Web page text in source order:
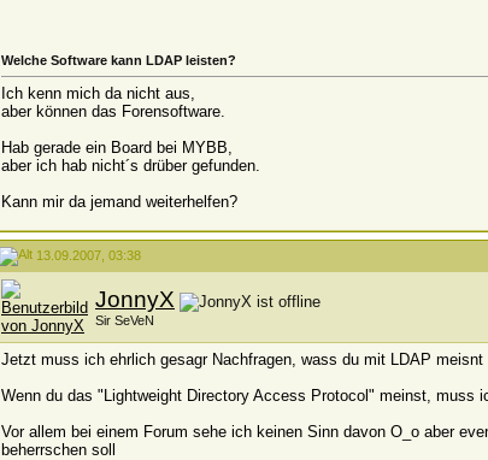
Welche Software kann LDAP leisten?
Ich kenn mich da nicht aus,
aber können das Forensoftware.
Hab gerade ein Board bei MYBB,
aber ich hab nicht´s drüber gefunden.
Kann mir da jemand weiterhelfen?
13.09.2007, 03:38
JonnyX
Sir SeVeN
Jetzt muss ich ehrlich gesagr Nachfragen, wass du mit LDAP meisnt
Wenn du das "Lightweight Directory Access Protocol" meinst, muss
Vor allem bei einem Forum sehe ich keinen Sinn davon O_o aber
beherrschen soll